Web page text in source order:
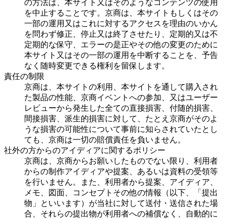
の方法は、本サイト又はそのようなコンテンツの使用
を中止することです。京商は、本サイトもしくはその
一部の運用又はこれに対するアクセスを理由のいかん
を問わず修正、停止又は終了させたり、定期的又は不
定期的な保守、エラーの是正やその他の変更のために
本サイト又はその一部の運用を中断することを、予告
なく随時変更できる権利を留保します。
責任の制限
京商は、本サイトの利用、本サイトを通して購入され
た製品の性能、京商イベントへの参加、又はユーザー
レビューから発生した全ての直接損害、付随的損害、
間接損害、派生的損害に対して、たとえ京商がそのよ
うな損害の可能性について事前に知らされていたとし
ても、京商は一切の賠償責任を負いません。
社外の方からのアイディアに関するポリシー
京商は、京商からお願いしたものでない限り、利用者
からの制作アイディアや提案、あるいは資料の受領等
を行いません。また、利用者から提案、アイディア、
メモ、図面、コンセプトその他の情報（以下、「提出
物」といいます）が当社に対して送付・送信された場
合、それらの提出物が利用者への補償なく、自動的に